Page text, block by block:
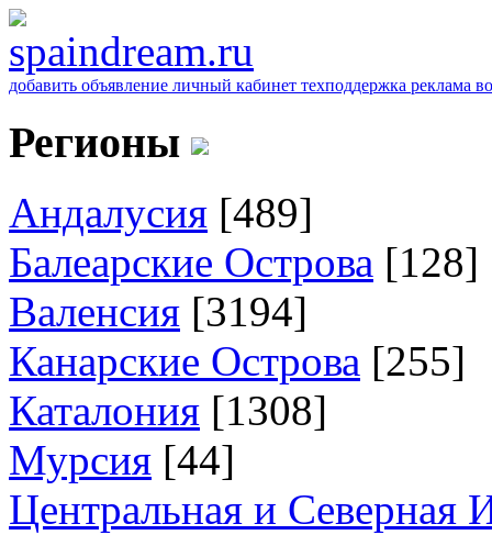
добавить объявление личный кабинет техподдержка реклама
Регионы
Андалусия [489]
Балеарские Острова [128]
Валенсия [3194]
Канарские Острова [255]
Каталония [1308]
Мурсия [44]
Центральная и Северная